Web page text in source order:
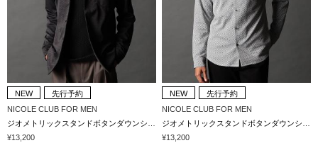
NEW
先行予約
NICOLE CLUB FOR MEN
¥13,200
NEW
先行予約
NICOLE CLUB FOR MEN
¥13,200